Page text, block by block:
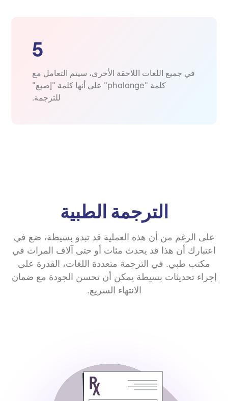
5
في جميع اللغات اللاحقة الأخرى، سيتم التعامل مع
كلمة "phalange" على أنها كلمة "إصبع"
للترجمة.
الترجمة الطبية
على الرغم من أن هذه العملية قد تبدو بسيطة، ضع في
اعتبارك أن هذا قد يحدث مئات أو حتى آلاف المرات في
مكتب طبي. في الترجمة متعددة اللغات، القدرة على
إجراء تحديثات بسيطة يمكن أن تحسن الجودة مع ضمان
الانتهاء السريع.